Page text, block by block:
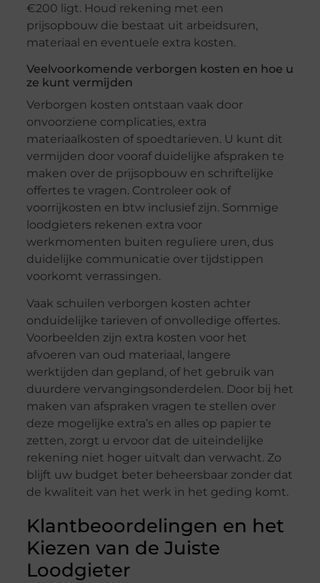
€200 ligt. Houd rekening met een
prijsopbouw die bestaat uit arbeidsuren,
materiaal en eventuele extra kosten.
Veelvoorkomende verborgen kosten en hoe u
ze kunt vermijden
Verborgen kosten ontstaan vaak door
onvoorziene complicaties, extra
materiaalkosten of spoedtarieven. U kunt dit
vermijden door vooraf duidelijke afspraken te
maken over de prijsopbouw en schriftelijke
offertes te vragen. Controleer ook of
voorrijkosten en btw inclusief zijn. Sommige
loodgieters rekenen extra voor
werkmomenten buiten reguliere uren, dus
duidelijke communicatie over tijdstippen
voorkomt verrassingen.
Vaak schuilen verborgen kosten achter
onduidelijke tarieven of onvolledige offertes.
Voorbeelden zijn extra kosten voor het
afvoeren van oud materiaal, langere
werktijden dan gepland, of het gebruik van
duurdere vervangingsonderdelen. Door bij het
maken van afspraken vragen te stellen over
deze mogelijke extra’s en alles op papier te
zetten, zorgt u ervoor dat de uiteindelijke
rekening niet hoger uitvalt dan verwacht. Zo
blijft uw budget beter beheersbaar zonder dat
de kwaliteit van het werk in het geding komt.
Klantbeoordelingen en het
Kiezen van de Juiste
Loodgieter